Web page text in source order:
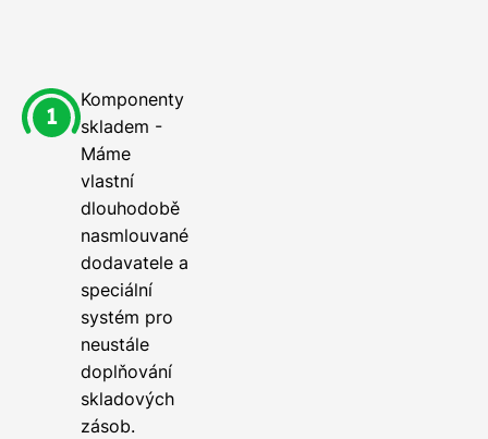
Komponenty
skladem -
Máme
vlastní
dlouhodobě
nasmlouvané
dodavatele a
speciální
systém pro
neustále
doplňování
skladových
zásob.